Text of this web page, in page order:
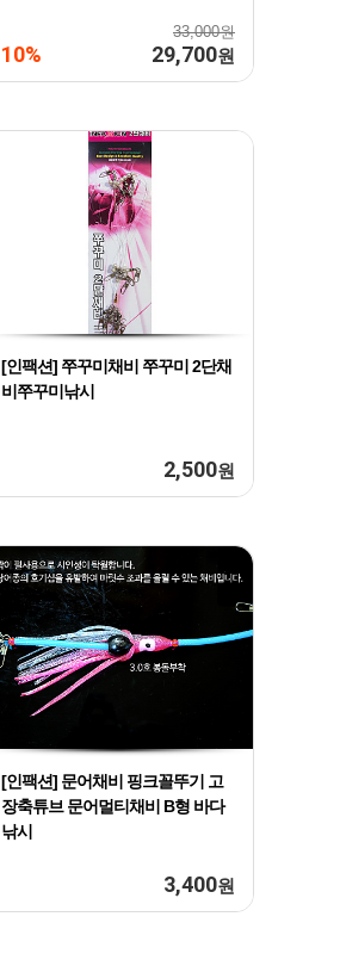
33,000원
10% 29,700원
[인팩션] 쭈꾸미채비 쭈꾸미 2단채
비쭈꾸미낚시
2,500원
[인팩션] 문어채비 핑크꼴뚜기 고
장축튜브 문어멀티채비 B형 바다
낚시
3,400원